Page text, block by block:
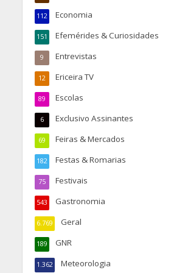
Economia
112
Efemérides & Curiosidades
151
Entrevistas
9
Ericeira TV
12
Escolas
89
Exclusivo Assinantes
6
Feiras & Mercados
69
Festas & Romarias
182
Festivais
75
Gastronomia
543
Geral
6.769
GNR
189
Meteorologia
1.362